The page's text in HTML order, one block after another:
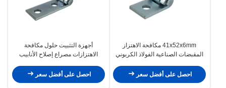
41x52x6mm مكافحة الاهتزاز
المقبضات الصناعية الفولاذ الكربوني
احصل على أفضل سعر
أجهزة التثبيت حلول مكافحة
الاهتزازات مصراع إصلاح الأنابيب
احصل على أفضل سعر